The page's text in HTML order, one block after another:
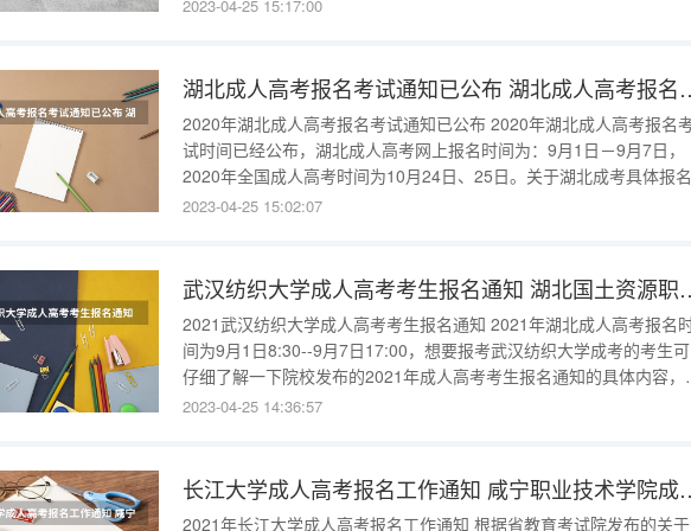
2023-04-25 15:17:00
湖北成人高考报名
2020年湖北成人高考报名考试通知已公布 2020年湖北成人高考报名考
试时间已经公布，湖北成人高考网上报名时间为：9月1日－9月7日，
2020年全国成人高考时间为10月24日、25日。关于湖北成考具体报
试流程大家需要仔细看看小编整理的这边文章内容，不要错过时间。
2023-04-25 15:02:07
武汉纺织大学成人高考考生
2021武汉纺织大学成人高考考生报名通知 2021年湖北成人高考报名时
间为9月1日8:30--9月7日17:00，想要报考武汉纺织大学成考的考生
仔细了解一下院校发布的2021年成人高考考生报名通知的具体内容，
前做好准备。各函授站、教学点：武汉纺织大学2021年成人高考招生涉
2023-04-25 14:36:57
长江大学成人高考报
2021年长江大学成人高考报名工作通知 根据省教育考试院发布的关于